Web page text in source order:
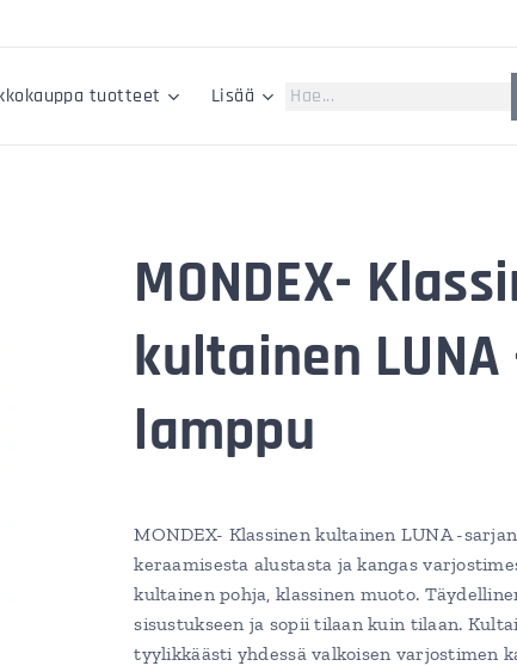
tuotteet Lisää
MONDEX-
kultainen
lamppu
MONDEX- Klassinen kultainen LUNA -
keraamisesta alustasta ja kangas
kultainen pohja, klassinen muoto.
sisustukseen ja sopii tilaan kuin tilaan.
tyylikkäästi yhdessä valkoisen varjostimen